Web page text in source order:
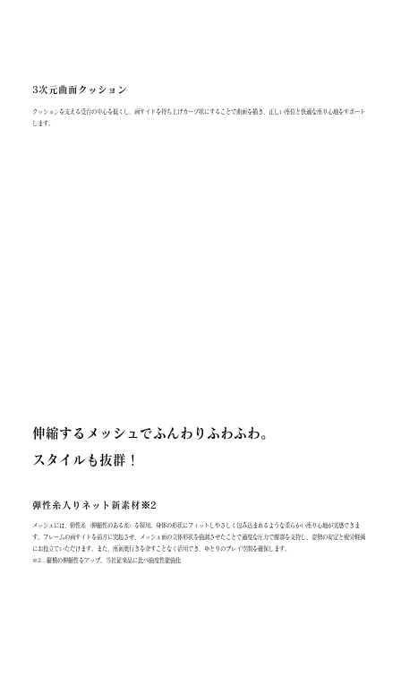
クッションを支える受台の中心を低くし、両サイドを持ち上げカーブ状にすることで曲面を描き、正しい座位と快適な座り心地をサポート
します。
3次元曲面クッション
伸縮するメッシュでふんわりふわふわ。
スタイルも抜群！
メッシュには、弾性糸（伸縮性のある糸）を採用。身体の形状にフィットしやさしく包み込まれるような柔らかい座り心地が実感できま
す。フレームの両サイドを前方に突起させ、メッシュ面の立体形状を強調させたことで適度な圧力で腰部を支持し、姿勢の安定と疲労軽減
にお役立ていただけます。また、座面奥行きを余すことなく活用でき、ゆとりのプレイ空間を確保します。
※2 : 縦横の伸縮性をアップ。当社従来品に比べ強度性能強化
弾性糸入りネット新素材※2